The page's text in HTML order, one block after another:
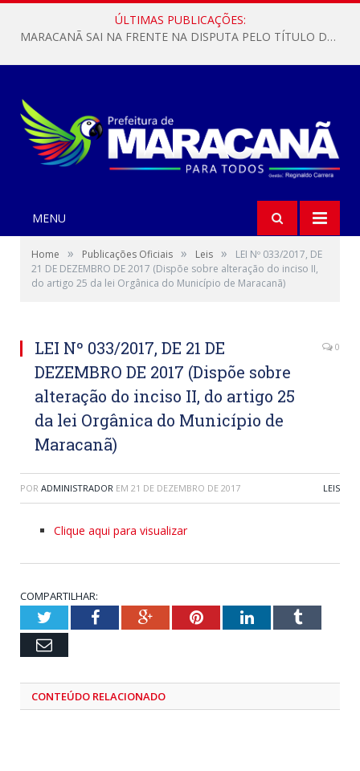
ÚLTIMAS PUBLICAÇÕES:
MARACANÃ SAI NA FRENTE NA DISPUTA PELO TÍTULO DA COPA PARÁ SUB-17!
MENU
Home » Publicações Oficiais » Leis »
LEI Nº 033/2017, DE
21 DE DEZEMBRO DE 2017 (Dispõe sobre alteração do inciso II,
do artigo 25 da lei Orgânica do Município de Maracanã)
LEI Nº 033/2017, DE 21 DE
DEZEMBRO DE 2017 (Dispõe sobre
alteração do inciso II, do artigo 25
da lei Orgânica do Município de
Maracanã)
0
POR ADMINISTRADOR EM 21 DE DEZEMBRO DE 2017 LEIS
Clique aqui para visualizar
COMPARTILHAR:
TwitterFacebookGoogle+PinterestLinkedInTumblr
Email
CONTEÚDO RELACIONADO